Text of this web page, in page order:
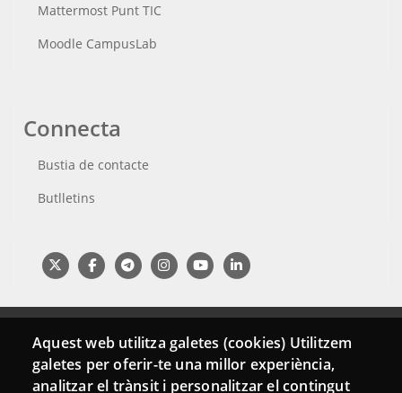
Mattermost Punt TIC
Moodle CampusLab
Connecta
Bustia de contacte
Butlletins
Aquest web utilitza galetes (cookies) Utilitzem
galetes per oferir-te una millor experiència,
analitzar el trànsit i personalitzar el contingut